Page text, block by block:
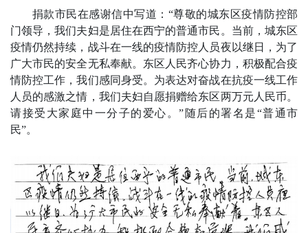
捐款市民在感谢信中写道：“尊敬的城东区疫情防控部
门领导，我们夫妇是居住在西宁的普通市民。当前，城东区
疫情仍然持续，战斗在一线的疫情防控人员夜以继日，为了
广大市民的安全无私奉献。东区人民齐心协力，积极配合疫
情防控工作，我们感同身受。为表达对奋战在抗疫一线工作
人员的感激之情，我们夫妇自愿捐赠给东区两万元人民币。
请接受大家庭中一分子的爱心。”随后的署名是“普通市
民”。